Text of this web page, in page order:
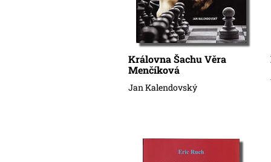
Královna Šachu Věra
Menčíková
Jan Kalendovský